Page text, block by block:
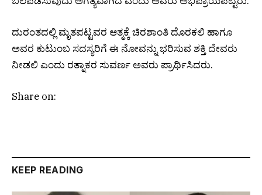
ದುರಂತದಲ್ಲಿ ಮೃತಪಟ್ಟವರ ಆತ್ಮಕ್ಕೆ ಚಿರಶಾಂತಿ ದೊರಕಲಿ ಹಾಗೂ
ಅವರ ಕುಟುಂಬ ಸದಸ್ಯರಿಗೆ ಈ ನೋವನ್ನು ಭರಿಸುವ ಶಕ್ತಿ ದೇವರು
ನೀಡಲಿ ಎಂದು ರತ್ನಾಕರ ಸುವರ್ಣ ಅವರು ಪ್ರಾರ್ಥಿಸಿದರು.
Share on:
KEEP READING